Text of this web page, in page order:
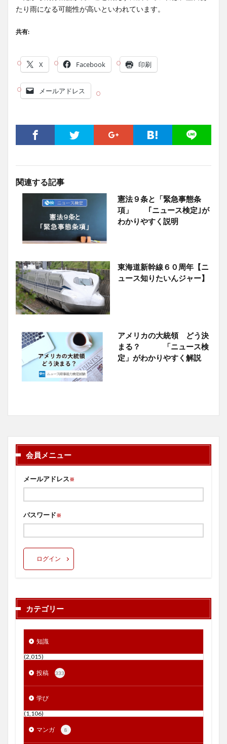
たり雨になる可能性が高いといわれています。
共有:
X Facebook 印刷
メールアドレス
関連する記事
憲法９条と「緊急事態条
項」 ｢ニュース検定｣が
わかりやすく説明
東海道新幹線６０周年【ニ
ュース知りたいんジャー】
アメリカの大統領 どう決
まる？ 「ニュース検
定」がわかりやすく解説
会員メニュー
メールアドレス※
パスワード※
ログイン
カテゴリー
知識
(2,015)
投稿 333
学び
(1,106)
マンガ 8